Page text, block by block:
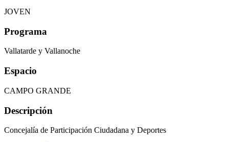
JOVEN
Programa
Vallatarde y Vallanoche
Espacio
CAMPO GRANDE
Descripción
Concejalía de Participación Ciudadana y Deportes